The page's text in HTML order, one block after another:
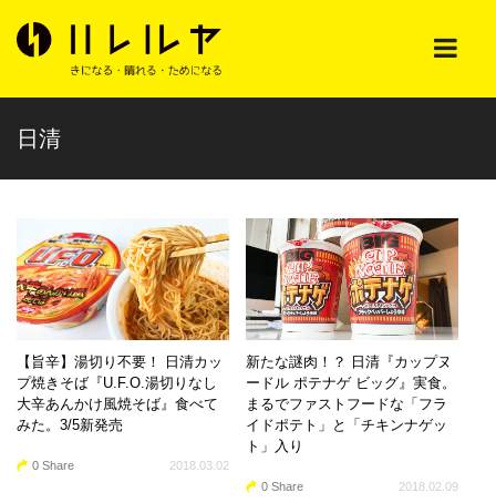
日清
【旨辛】湯切り不要！ 日清カッ
プ焼きそば『U.F.O.湯切りなし
大辛あんかけ風焼そば』食べて
みた。3/5新発売
0 Share 2018.03.02
新たな謎肉！？ 日清『カップヌ
ードル ポテナゲ ビッグ』実食。
まるでファストフードな「フラ
イドポテト」と「チキンナゲッ
ト」入り
0 Share 2018.02.09